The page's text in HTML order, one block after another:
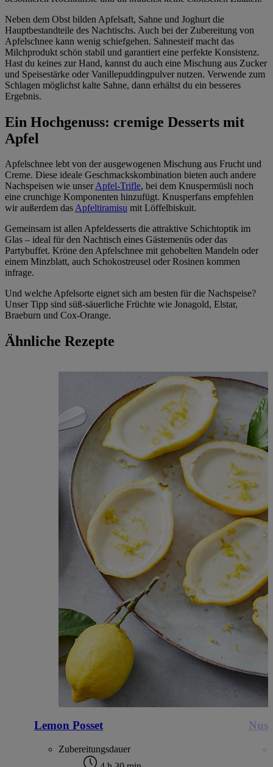
Neben dem Obst bilden Apfelsaft, Sahne und Joghurt die
Hauptbestandteile des Nachtischs. Auch bei der Zubereitung von
Apfelschnee kann wenig schiefgehen. Sahnesteif macht das
Milchprodukt schön stabil und garantiert eine perfekte Konsistenz.
Hast du keines zur Hand, kannst du auch eine Mischung aus Zucker
und Speisestärke oder Vanillepuddingpulver nutzen. Verwende zum
Schlagen möglichst kalte Sahne, dann erhältst du ein besseres
Ergebnis.
Ein Hochgenuss: cremige Desserts mit
Apfel
Apfelschnee lebt von der ausgewogenen Mischung aus Frucht und
Creme. Diese ideale Geschmackskombination bieten auch andere
Nachspeisen wie unserApfel-Trifle, bei dem Knuspermüsli noch
eine crunchige Komponenten hinzufügt. Knusperfans empfehlen
wir außerdem dasApfeltiramisu mit Löffelbiskuit.
Gemeinsam ist allen Apfeldesserts die attraktive Schichtoptik im
Glas – ideal für den Nachtisch eines Gästemenüs oder das
Partybuffet. Kröne den Apfelschnee mit gehobelten Mandeln oder
einem Minzblatt, auch Schokostreusel oder Rosinen kommen
infrage.
Und welche Apfelsorte eignet sich am besten für die Nachspeise?
Unser Tipp sind süß-säuerliche Früchte wie Jonagold, Elstar,
Braeburn und Cox-Orange.
Ähnliche Rezepte
Lemon Posset
Zubereitungsdauer